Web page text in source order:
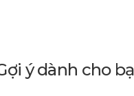
ý dành cho